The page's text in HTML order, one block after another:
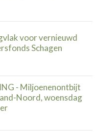
voor vernieuwd
Schagen
- Miljoenenontbijt
Noord, woensdag